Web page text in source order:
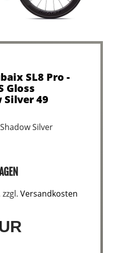
SL8 Pro -
Gloss
Silver 49
Silver
Versandkosten